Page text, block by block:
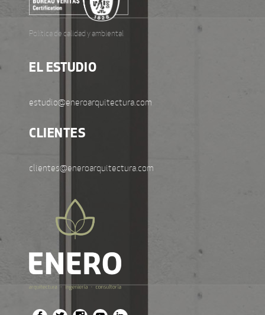
Política de calidad y ambiental
EL ESTUDIO
estudio@eneroarquitectura.com
CLIENTES
clientes@eneroarquitectura.com